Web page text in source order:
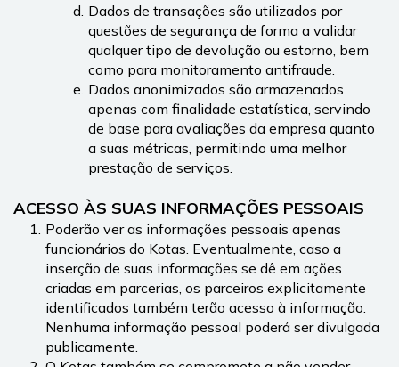
Dados de transações são utilizados por
questões de segurança de forma a validar
qualquer tipo de devolução ou estorno, bem
como para monitoramento antifraude.
Dados anonimizados são armazenados
apenas com finalidade estatística, servindo
de base para avaliações da empresa quanto
a suas métricas, permitindo uma melhor
prestação de serviços.
ACESSO ÀS SUAS INFORMAÇÕES PESSOAIS
Poderão ver as informações pessoais apenas
funcionários do Kotas. Eventualmente, caso a
inserção de suas informações se dê em ações
criadas em parcerias, os parceiros explicitamente
identificados também terão acesso à informação.
Nenhuma informação pessoal poderá ser divulgada
publicamente.